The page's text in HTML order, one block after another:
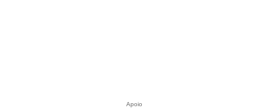
Apoio